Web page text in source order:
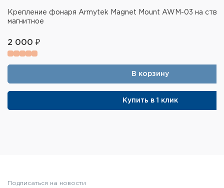
Крепление фонаря Armytek Magnet Mount AWM-03 на
магнитное
2 000 ₽
В корзину
Купить в 1 клик
Подписаться на новости